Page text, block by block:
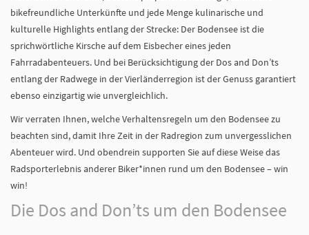
bikefreundliche Unterkünfte und jede Menge kulinarische und
kulturelle Highlights entlang der Strecke: Der Bodensee ist die
sprichwörtliche Kirsche auf dem Eisbecher eines jeden
Fahrradabenteuers. Und bei Berücksichtigung der Dos and Don’ts
entlang der Radwege in der Vierländerregion ist der Genuss garantiert
ebenso einzigartig wie unvergleichlich.
Wir verraten Ihnen, welche Verhaltensregeln um den Bodensee zu
beachten sind, damit Ihre Zeit in der Radregion zum unvergesslichen
Abenteuer wird. Und obendrein supporten Sie auf diese Weise das
Radsporterlebnis anderer Biker*innen rund um den Bodensee – win
win!
Die Dos and Don’ts um den Bodensee